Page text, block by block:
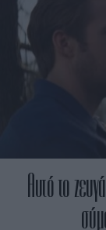
Αυτό το